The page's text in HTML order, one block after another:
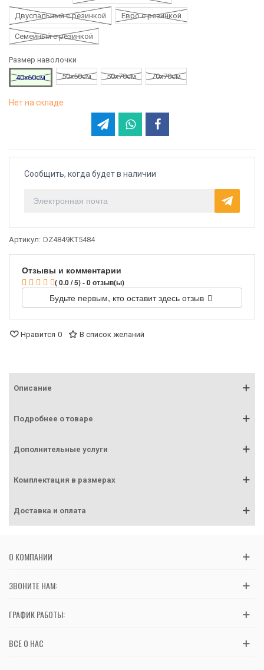
Двуспальный с резинкой Евро с резинкой
Семейный с резинкой
Размер наволочки
40х60см
50х50см 50х70см 70х70см
Нет на складе
Сообщить, когда будет в наличии
Артикул: DZ4849KT5484
Отзывы и комментарии
( 0.0 / 5) - 0 отзыв(ы)
Будьте первым, кто оставит здесь отзыв
Нравится 0 В список желаний
Описание
Подробнее о товаре
Дополнительные услуги
Комплектация в размерах
Доставка и оплата
О КОМПАНИИ
ЗВОНИТЕ НАМ:
ГРАФИК РАБОТЫ:
ВСЕ О НАС